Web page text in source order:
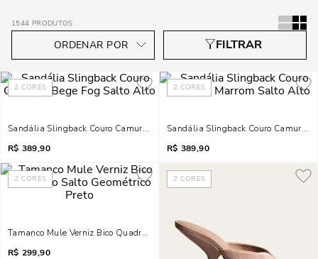
1544 PRODUTOS
2 CORES
Sandália Slingback Couro Camurça Bege Fog Salto Alto
R$ 389,90
2 CORES
Sandália Slingback Couro Camurça
R$ 389,90
2 CORES
Tamanco Mule Verniz Bico Quadrado Salto Geométrico Preto
R$ 299,90
2 CORES